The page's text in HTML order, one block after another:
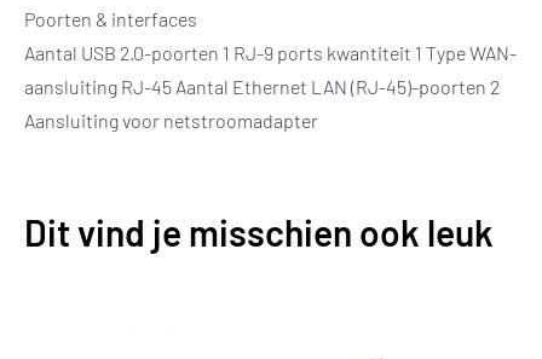
Poorten & interfaces
Aantal USB 2.0-poorten 1 RJ-9 ports kwantiteit 1 Type WAN-
aansluiting RJ-45 Aantal Ethernet LAN (RJ-45)-poorten 2
Aansluiting voor netstroomadapter
Dit vind je misschien ook leuk